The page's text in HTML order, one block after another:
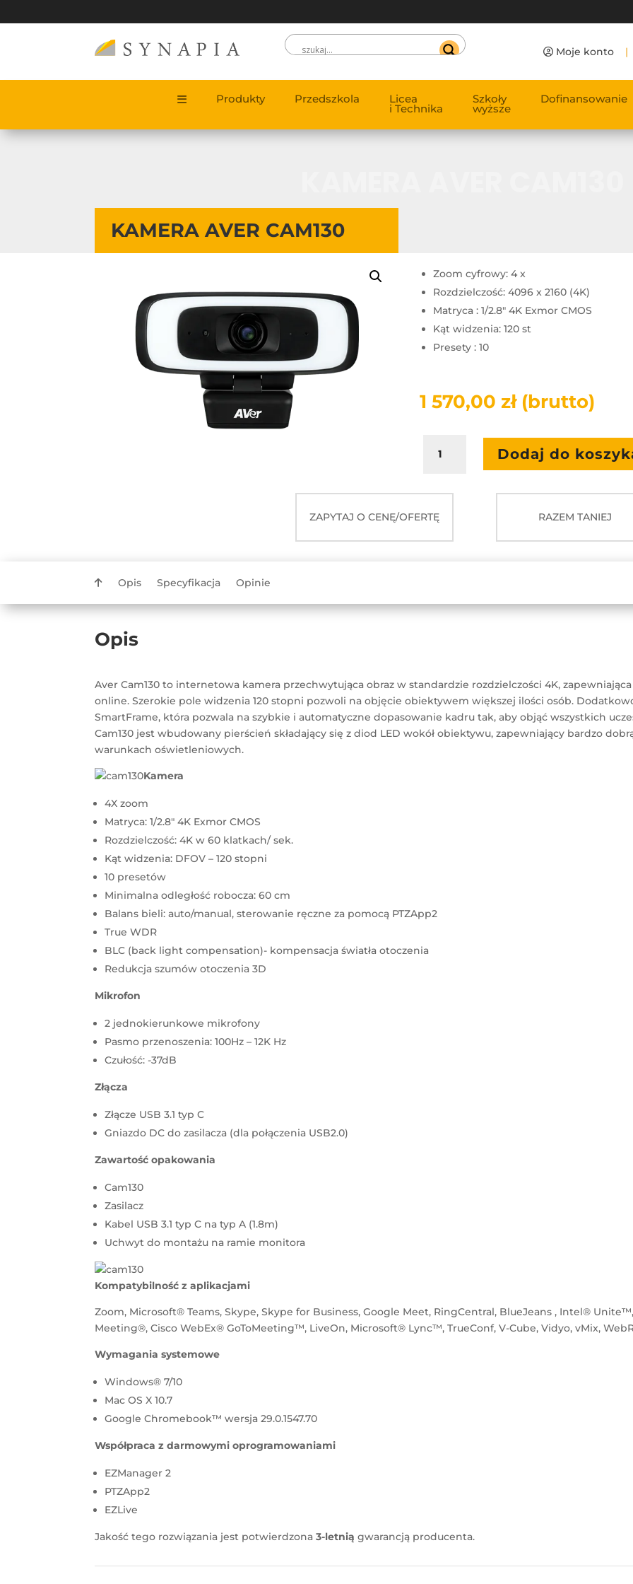
Moje konto |
Produkty Przedszkola Licea
i Technika
Szkoły
wyższe
Dofinansowanie
KAMERA AVER CAM130
Zoom cyfrowy: 4 x
Rozdzielczość: 4096 x 2160 (4K)
Matryca : 1/2.8" 4K Exmor CMOS
Kąt widzenia: 120 st
Presety : 10
1 570,00zł (brutto)
Kamera
Cam130
Dodaj do
ZAPYTAJ O CENĘ/OFERTĘ RAZEM TANIEJ
Opis Specyfikacja Opinie
Opis
Aver Cam130 to internetowa kamera przechwytująca obraz w standardzie rozdzielczości 4K,
online. Szerokie pole widzenia 120 stopni pozwoli na objęcie obiektywem większej ilości osób.
SmartFrame, która pozwala na szybkie i automatyczne dopasowanie kadru tak, aby objąć wszystkich
Cam130 jest wbudowany pierścień składający się z diod LED wokół obiektywu, zapewniający bardzo
warunkach oświetleniowych.
Kamera
4X zoom
Matryca: 1/2.8″ 4K Exmor CMOS
Rozdzielczość: 4K w 60 klatkach/ sek.
Kąt widzenia: DFOV – 120 stopni
10 presetów
Minimalna odległość robocza: 60 cm
Balans bieli: auto/manual, sterowanie ręczne za pomocą PTZApp2
True WDR
BLC (back light compensation)- kompensacja światła otoczenia
Redukcja szumów otoczenia 3D
Mikrofon
2 jednokierunkowe mikrofony
Pasmo przenoszenia: 100Hz – 12K Hz
Czułość: -37dB
Złącza
Złącze USB 3.1 typ C
Gniazdo DC do zasilacza (dla połączenia USB2.0)
Zawartość opakowania
Cam130
Zasilacz
Kabel USB 3.1 typ C na typ A (1.8m)
Uchwyt do montażu na ramie monitora
Kompatybilność z aplikacjami
Zoom, Microsoft® Teams, Skype, Skype for Business, Google Meet, RingCentral, BlueJeans , Intel®
Meeting®, Cisco WebEx® GoToMeeting™, LiveOn, Microsoft® Lync™, TrueConf, V-Cube, Vidyo, vMix,
Wymagania systemowe
Windows® 7/10
Mac OS X 10.7
Google Chromebook™ wersja 29.0.1547.70
Współpraca z darmowymi oprogramowaniami
EZManager 2
PTZApp2
EZLive
Jakość tego rozwiązania jest potwierdzona3-letnią gwarancją producenta.